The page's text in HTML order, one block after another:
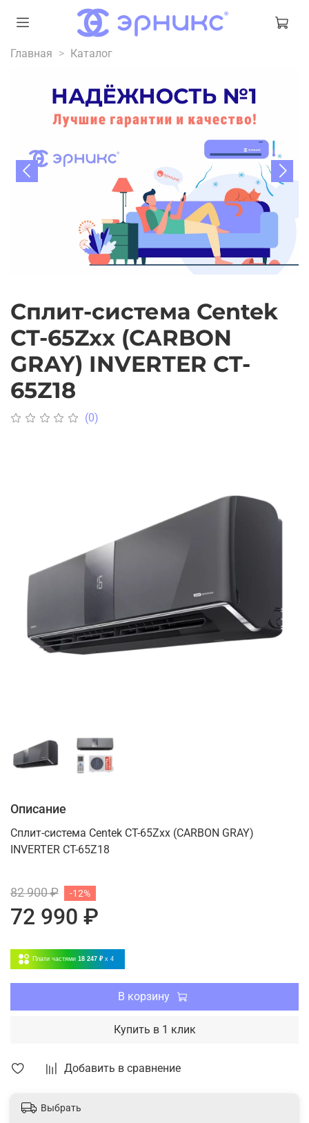
Главная Каталог
Сплит-система Centek
CT-65Zxx (CARBON
GRAY) INVERTER CT-
65Z18
(0)
Добавить в сравнение
Описание
Сплит-система Centek CT-65Zxx (CARBON GRAY)
INVERTER CT-65Z18
82 900 ₽
72 990 ₽
-12%
Плати частями 18 247 ₽ x 4
В корзину
Купить в 1 клик
Выбрать